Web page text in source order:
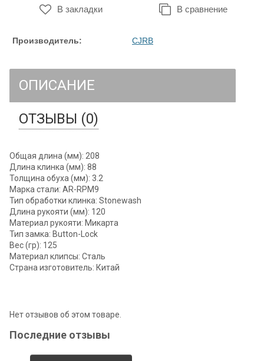
В закладки В сравнение
Производитель: CJRB
ОПИСАНИЕ
ОТЗЫВЫ (0)
Общая длина (мм): 208
Длина клинка (мм): 88
Толщина обуха (мм): 3.2
Марка стали: AR-RPM9
Тип обработки клинка: Stonewash
Длина рукояти (мм): 120
Материал рукояти: Микарта
Тип замка: Button-Lock
Вес (гр): 125
Материал клипсы: Сталь
Страна изготовитель: Китай
Нет отзывов об этом товаре.
Последние отзывы